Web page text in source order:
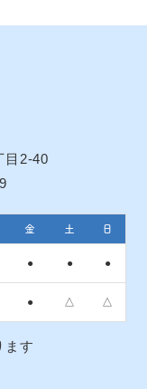
目2-40
金 土 日
● ● ●
● △ △
す